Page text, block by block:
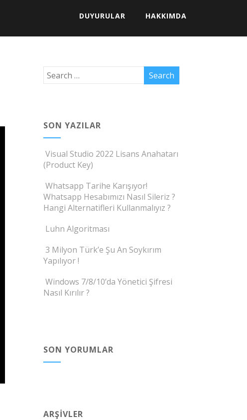
DUYURULAR HAKKIMDA
SON YAZILAR
Visual Studio 2022 Lisans Anahatarı
(Product Key)
Whatsapp Tarihe Karışıyor!
Whatsapp Hesabımızı Nasıl Sileriz ?
Hangi Alternatifleri Kullanmalıyız ?
Luhn Algoritması
3 Milyon Türk’e Şu An Soykırım
Yapılıyor !
Windows 7/8/10’da Yönetici Şifresi
Nasıl Kırılır ?
SON YORUMLAR
ARŞIVLER